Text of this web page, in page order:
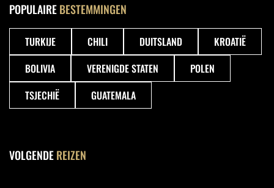
POPULAIREBESTEMMINGEN
TURKIJE CHILI DUITSLAND
KROATIË
BOLIVIA
VERENIGDE STATEN
POLEN
TSJECHIË
GUATEMALA
VOLGENDEREIZEN